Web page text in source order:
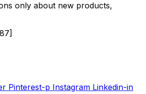
only about new products,
Pinterest-p Instagram Linkedin-in